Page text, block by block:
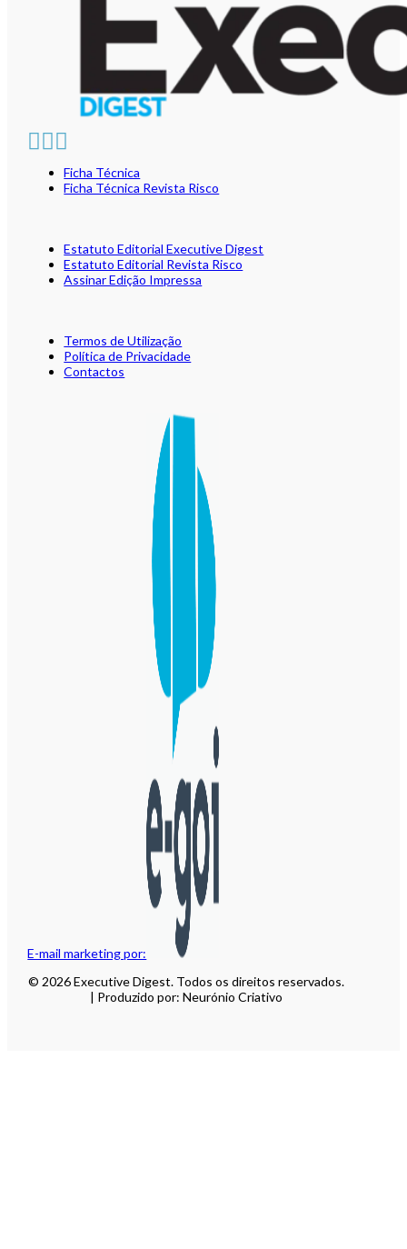
E-mail marketing por:
Ficha Técnica
Ficha Técnica Revista Risco
Estatuto Editorial Executive Digest
Estatuto Editorial Revista Risco
Assinar Edição Impressa
Termos de Utilização
Política de Privacidade
Contactos
© 2026 Executive Digest. Todos os direitos reservados.
| Produzido por: Neurónio Criativo